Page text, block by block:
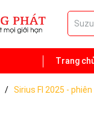
Trang
/ Sirius FI 2025 -